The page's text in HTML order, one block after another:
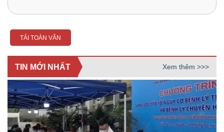
TẢI TOÀN VĂN
TIN MỚI NHẤT Xem thêm >>>